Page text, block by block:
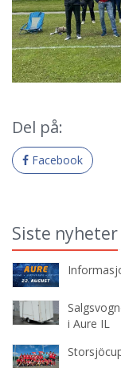
Del på:
Facebook
Siste nyheter
i Aure IL